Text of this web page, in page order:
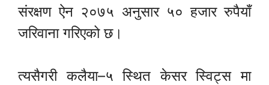
संरक्षण ऐन २०७५ अनुसार ५० हजार रुपैयाँ
जरिवाना गरिएको छ।
त्यसैगरी कलैया–५ स्थित केसर स्विट्स मा